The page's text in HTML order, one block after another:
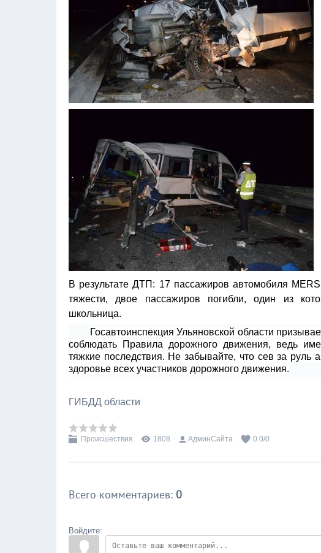
В результате ДТП: 17 пассажиров автомобиля
тяжести, двое пассажиров погибли, один из
школьница.
Госавтоинспекция Ульяновской области
соблюдать Правила дорожного движения, ведь
тяжкие последствия. Не забывайте, что сев за руль
здоровье всех участников дорожного движения.
ГИБДД области
Происшествия 1808 АдминСайта 0.0/0
Всего комментариев: 0
Войдите: